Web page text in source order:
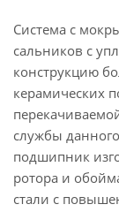
Система с
сальников с
конструкцию
керамических
службы
подшипник
ротора и
стали с